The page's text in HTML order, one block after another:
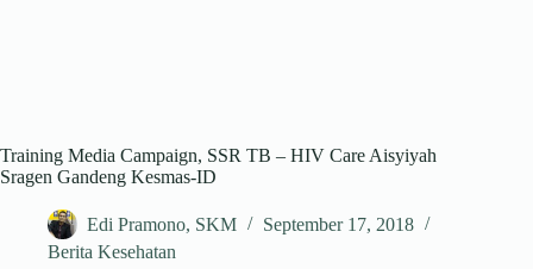
Training Media Campaign, SSR TB – HIV Care Aisyiyah
Sragen Gandeng Kesmas-ID
Edi Pramono, SKM
September 17, 2018
Berita Kesehatan